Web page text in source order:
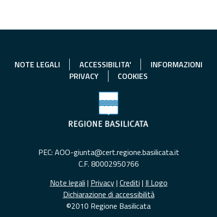
NOTE LEGALI ACCESSIBILITA'
INFORMAZIONI
PRIVACY
COOKIES
PEC: AOO-giunta@cert.regione.basilicata.it
C.F. 80002950766
Note legali | Privacy| Crediti | Il Logo
Dichiarazione di accessibilità
©2010 Regione Basilicata